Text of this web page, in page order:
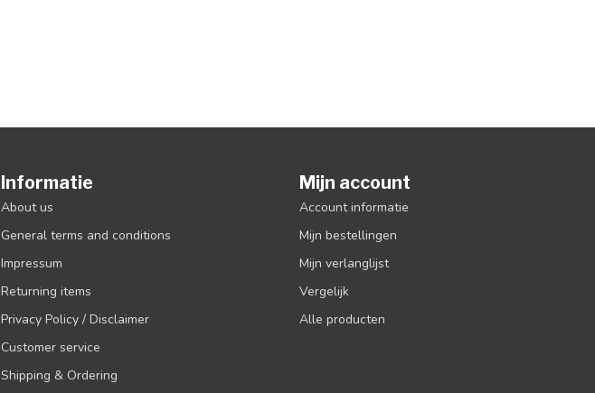
Informatie
About us
General terms and conditions
Impressum
Returning items
Privacy Policy / Disclaimer
Customer service
Shipping & Ordering
Mijn account
Account informatie
Mijn bestellingen
Mijn verlanglijst
Vergelijk
Alle producten